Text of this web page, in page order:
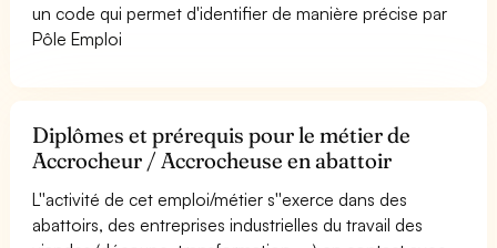
un code qui permet d'identifier de manière précise par
Pôle Emploi
Diplômes et prérequis pour le métier de
Accrocheur / Accrocheuse en abattoir
L''activité de cet emploi/métier s''exerce dans des
abattoirs, des entreprises industrielles du travail des